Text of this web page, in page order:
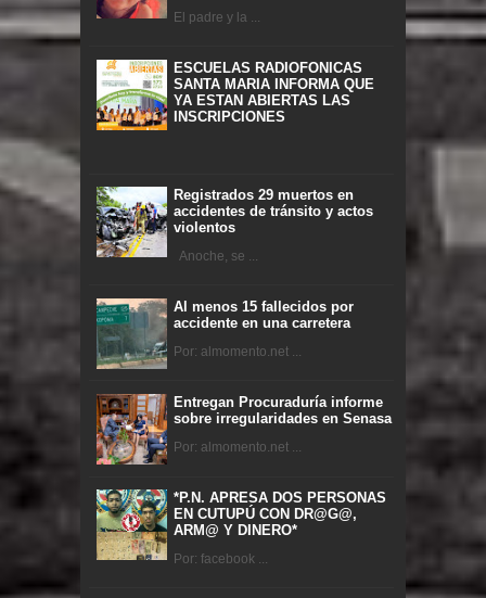
El padre y la ...
ESCUELAS RADIOFONICAS
SANTA MARIA INFORMA QUE
YA ESTAN ABIERTAS LAS
INSCRIPCIONES
Registrados 29 muertos en
accidentes de tránsito y actos
violentos
Anoche, se ...
Al menos 15 fallecidos por
accidente en una carretera
Por: almomento.net ...
Entregan Procuraduría informe
sobre irregularidades en Senasa
Por: almomento.net ...
*P.N. APRESA DOS PERSONAS
EN CUTUPÚ CON DR@G@,
ARM@ Y DINERO*
Por: facebook ...